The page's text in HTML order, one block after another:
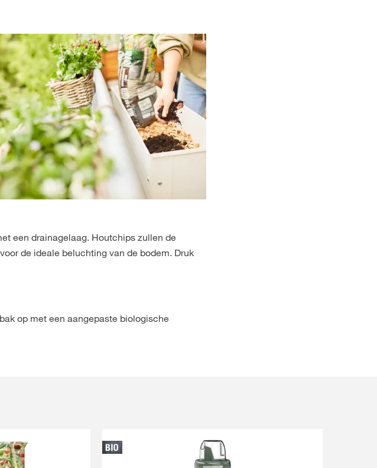
een drainagelaag. Houtchips zullen de
de ideale beluchting van de bodem. Druk
op met een aangepaste biologische